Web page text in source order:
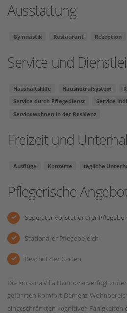
Ausstattung
Gymnastik Restaurant Rezeption
Service und
Haushaltshilfe Hausnotrufsystem
Service durch Pflegedienst
Service
Servicewohnen in der Residenz
Freizeit und
Ausflüge Konzerte tägliche
Pflegerische
Seperater vollstationärer
Stationärer Pflegebereich
Beschützter Garten
Die Kursana Villa Hannover verfügt
geführten Komfort-Demenz-
eingeschränkten kognitiven Fähigkeiten